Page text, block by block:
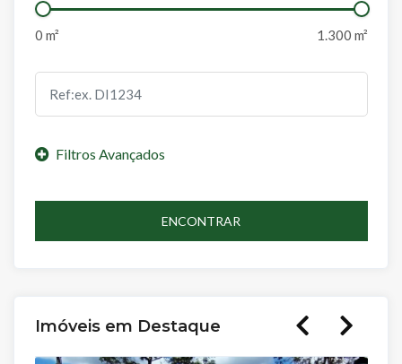
ENCONTRAR
Imóveis em Destaque